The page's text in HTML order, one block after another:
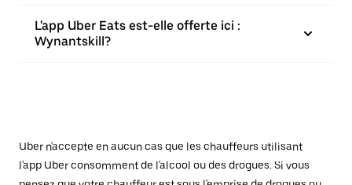
L'app Uber Eats est-elle offerte ici :
Wynantskill?
Uber n'accepte en aucun cas que les chauffeurs utilisant
l'app Uber consomment de l'alcool ou des drogues. Si vous